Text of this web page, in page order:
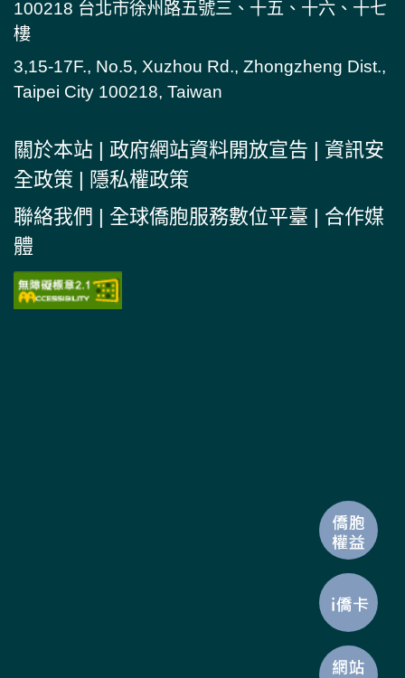
100218 台北市徐州路五號三、十五、十六、十七
樓
3,15-17F., No.5, Xuzhou Rd., Zhongzheng Dist.,
Taipei City 100218, Taiwan
關於本站 | 政府網站資料開放宣告 | 資訊安
全政策 | 隱私權政策
聯絡我們 | 全球僑胞服務數位平臺 | 合作媒
體